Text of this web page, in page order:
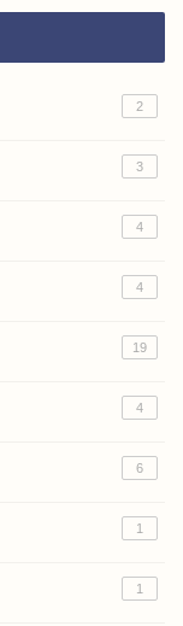
2
3
4
4
19
4
6
1
1